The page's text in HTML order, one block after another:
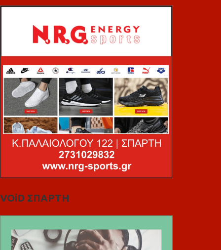
VOiD ΣΠΑΡΤΗ